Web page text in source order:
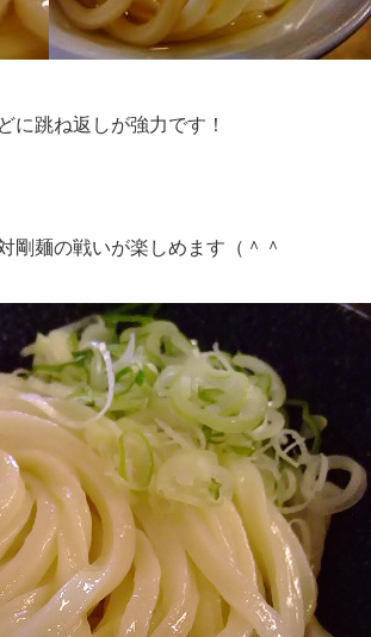
に跳ね返しが強力です！
剛麺の戦いが楽しめます（＾＾